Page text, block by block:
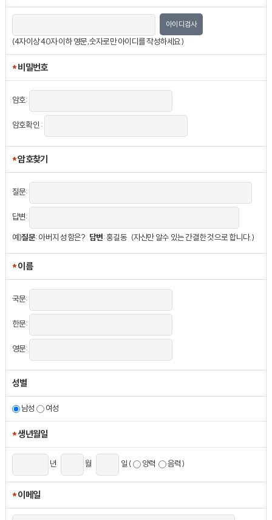
아이디검사
(4자이상 40자 이하 영문,숫자로만 아이디를 작성하세요)
*비밀번호
암호:
암호확인 :
*암호찾기
질문:
답변:
예)질문: 아버지 성함은? 답변: 홍길동 (자신만 알수 있는 간결한 것으로 합니다.)
*이름
국문:
한문:
영문:
성별
남성 여성
*생년월일
년 월 일 ( 양력 음력)
*이메일